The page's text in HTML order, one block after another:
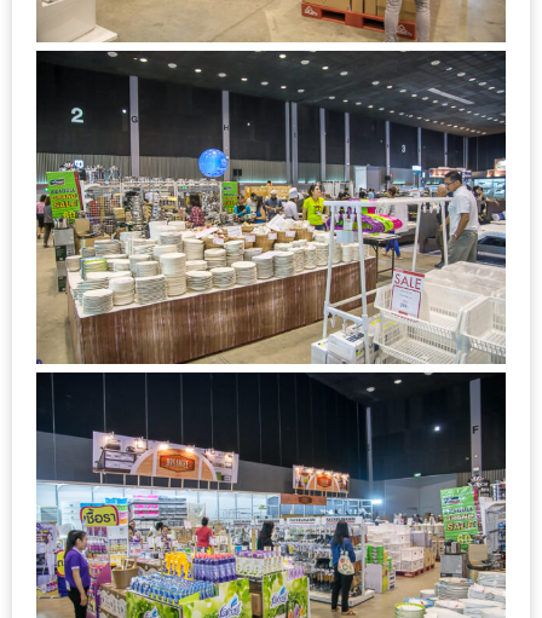
เข้า
ชม
มาก
ที่สุด
ประจำ
ปี
2557
กิจกรรม
ชิง
รางวัล
กับ
ENEWS
น้า
อ้วน
ชวน
หิว